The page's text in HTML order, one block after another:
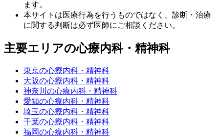
ます。
本サイトは医療行為を行うものではなく、診断・治療
に関する判断は必ず医師にご相談ください。
主要エリアの心療内科・精神科
東京の心療内科・精神科
大阪の心療内科・精神科
神奈川の心療内科・精神科
愛知の心療内科・精神科
埼玉の心療内科・精神科
千葉の心療内科・精神科
福岡の心療内科・精神科